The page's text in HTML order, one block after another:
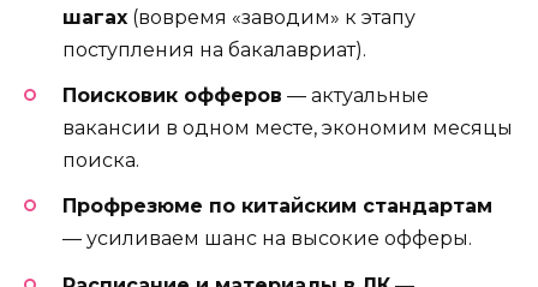
шагах (вовремя «заводим» к этапу
поступления на бакалавриат).
Поисковик офферов — актуальные
вакансии в одном месте, экономим месяцы
поиска.
Профрезюме по китайским стандартам
— усиливаем шанс на высокие офферы.